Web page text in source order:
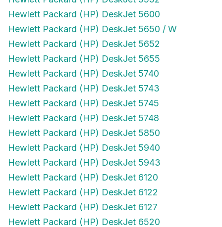
Hewlett Packard (HP) DeskJet 5600
Hewlett Packard (HP) DeskJet 5650 / W
Hewlett Packard (HP) DeskJet 5652
Hewlett Packard (HP) DeskJet 5655
Hewlett Packard (HP) DeskJet 5740
Hewlett Packard (HP) DeskJet 5743
Hewlett Packard (HP) DeskJet 5745
Hewlett Packard (HP) DeskJet 5748
Hewlett Packard (HP) DeskJet 5850
Hewlett Packard (HP) DeskJet 5940
Hewlett Packard (HP) DeskJet 5943
Hewlett Packard (HP) DeskJet 6120
Hewlett Packard (HP) DeskJet 6122
Hewlett Packard (HP) DeskJet 6127
Hewlett Packard (HP) DeskJet 6520